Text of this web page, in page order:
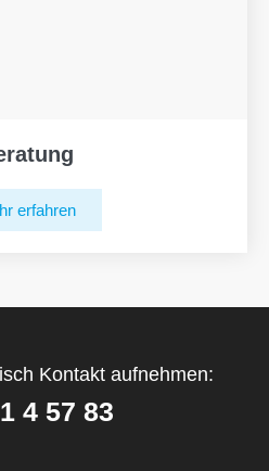
erfahren
Kontakt aufnehmen:
4 57 83